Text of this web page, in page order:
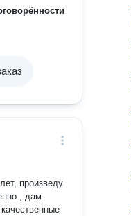
произведу
, дам